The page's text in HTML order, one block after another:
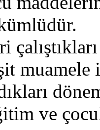
muamele
ve